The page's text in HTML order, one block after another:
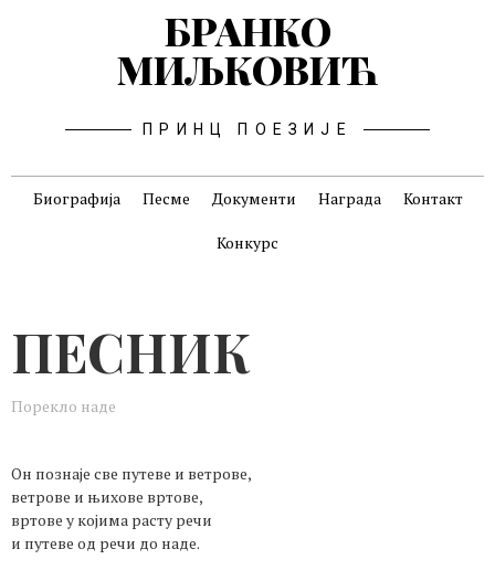
БРАНКО
МИЉКОВИЋ
ПРИНЦ ПОЕЗИЈЕ
Биографија Песме Документи Награда Контакт
Конкурс
ПЕСНИК
Порекло наде
Он познаје све путеве и ветрове,
ветрове и њихове вртове,
вртове у којима расту речи
и путеве од речи до наде.